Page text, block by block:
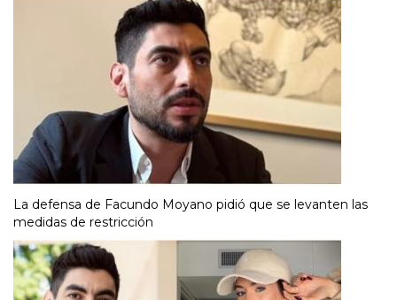
La defensa de Facundo Moyano pidió que se levanten las
medidas de restricción